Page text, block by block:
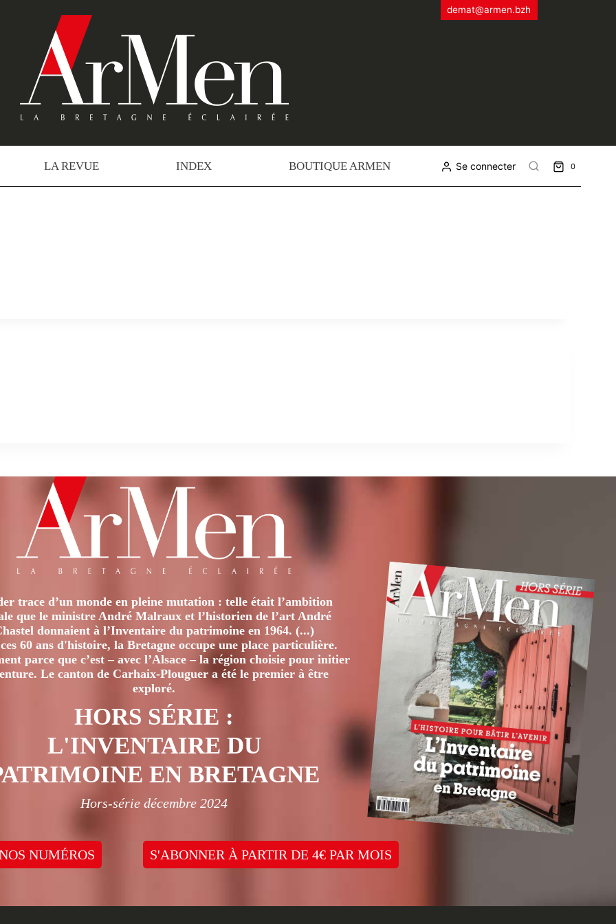
demat@armen.bzh
LA REVUE INDEX BOUTIQUE ARMEN Se connecter 0
trace d’un monde en pleine mutation : telle était l’ambition
que le ministre André Malraux et l’historien de l’art André
donnaient à l’Inventaire du patrimoine en 1964. (...)
60 ans d'histoire, la Bretagne occupe une place particulière.
parce que c’est – avec l’Alsace – la région choisie pour initier
Le canton de Carhaix-Plouguer a été le premier à être
exploré.
HORS SÉRIE :
L'INVENTAIRE DU
EN BRETAGNE
Hors-série décembre 2024
NUMÉROS S'ABONNER À PARTIR DE 4€ PAR MOIS